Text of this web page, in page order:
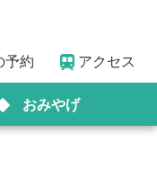
予約 アクセス
おみやげ